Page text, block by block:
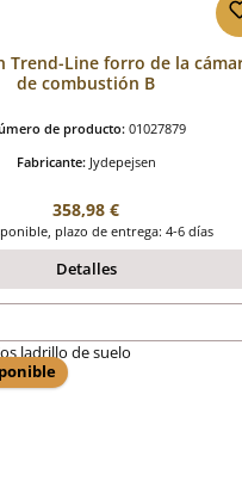
Trend-Line forro de la
de combustión B
de producto: 01027879
Fabricante: Jydepejsen
Precio normal:
358,98 €
plazo de entrega: 4-6 días
Detalles